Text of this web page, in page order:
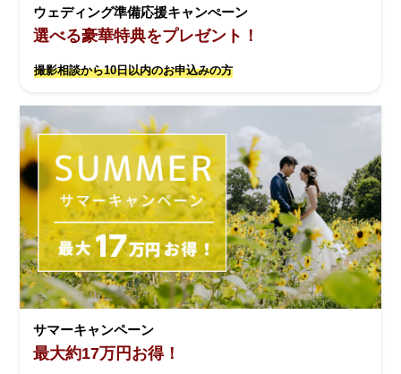
ウェディング準備応援キャンぺーン
選べる豪華特典をプレゼント！
撮影相談から10日以内のお申込みの方
サマーキャンペーン
最大約17万円お得！